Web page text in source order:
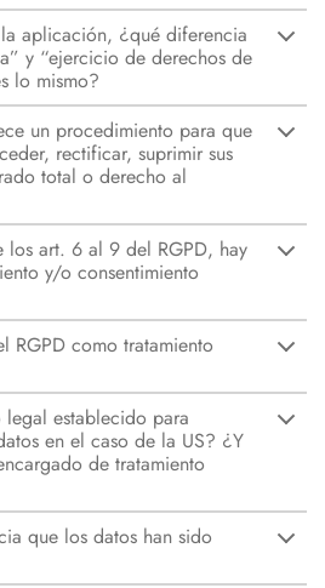
aplicación, ¿qué diferencia
y “ejercicio de derechos de
lo mismo?
un procedimiento para que
rectificar, suprimir sus
total o derecho al
los art. 6 al 9 del RGPD, hay
y/o consentimiento
RGPD como tratamiento
establecido para
en el caso de la US? ¿Y
de tratamiento
que los datos han sido